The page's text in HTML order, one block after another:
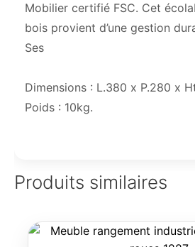
Mobilier certifié FSC. Cet
bois provient d’une gestion
Ses
Dimensions : L.380 x P.280 x
Poids : 10kg.
Produits similaires